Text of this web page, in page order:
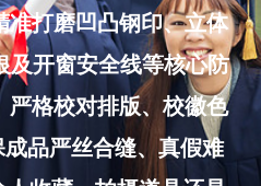
准打磨凹凸钢印、立体
开窗安全线等核心防
严格校对排版、校徽色
品严丝合缝、真假难